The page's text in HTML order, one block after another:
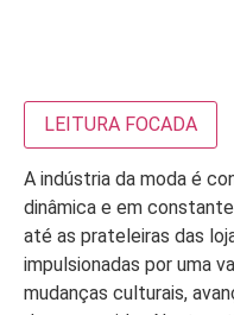
LEITURA FOCADA
A indústria da moda é
dinâmica e em
até as prateleiras das
impulsionadas por uma
mudanças culturais,